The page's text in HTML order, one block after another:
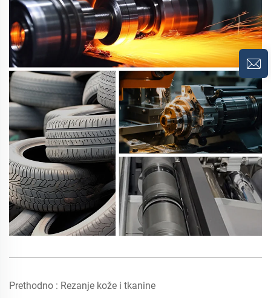
Prethodno : Rezanje kože i tkanine